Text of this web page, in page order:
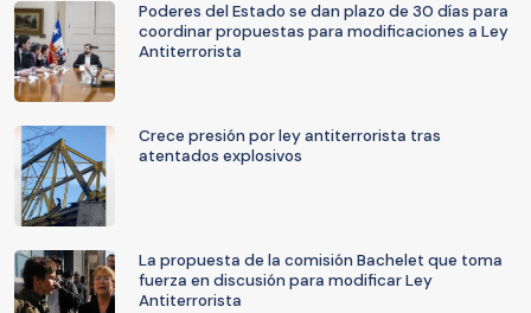
Poderes del Estado se dan plazo de 30 días para
coordinar propuestas para modificaciones a Ley
Antiterrorista
Crece presión por ley antiterrorista tras
atentados explosivos
La propuesta de la comisión Bachelet que toma
fuerza en discusión para modificar Ley
Antiterrorista